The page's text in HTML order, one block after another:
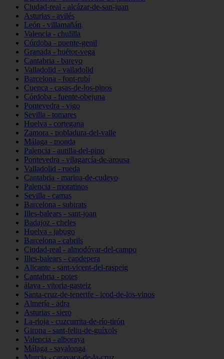
Ciudad-real - alcázar-de-san-juan
Asturias - avilés
León - villamañán
Valencia - chulilla
Córdoba - puente-genil
Granada - huétor-vega
Cantabria - bareyo
Valladolid - valladolid
Barcelona - font-rubí
Cuenca - casas-de-los-pinos
Córdoba - fuente-obejuna
Pontevedra - vigo
Sevilla - tomares
Huelva - cortegana
Zamora - pobladura-del-valle
Málaga - monda
Palencia - autilla-del-pino
Pontevedra - vilagarcía-de-arousa
Valladolid - rueda
Cantabria - marina-de-cudeyo
Palencia - moratinos
Sevilla - camas
Barcelona - subirats
Illes-balears - sant-joan
Badajoz - cheles
Huelva - jabugo
Barcelona - cabrils
Ciudad-real - almodóvar-del-campo
Illes-balears - capdepera
Alicante - sant-vicent-del-raspeig
Cantabria - potes
álava - vitoria-gasteiz
Santa-cruz-de-tenerife - icod-de-los-vinos
Almería - adra
Asturias - siero
La-rioja - cuzcurrita-de-río-tirón
Girona - sant-feliu-de-guíxols
Valencia - alboraya
Málaga - sayalonga
Murcia - caravaca-de-la-cruz